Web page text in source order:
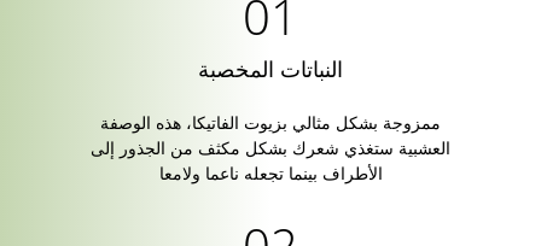
النباتات المخصبة
ممزوجة بشكل مثالي بزيوت الفاتيكا، هذه الوصفة
العشبية ستغذي شعرك بشكل مكثف من الجذور إلى
الأطراف بينما تجعله ناعما ولامعا